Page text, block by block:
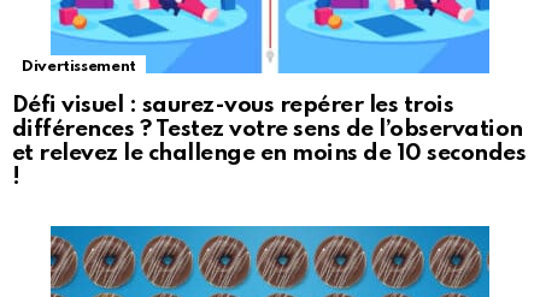
Divertissement
Défi visuel : saurez-vous repérer les trois
différences ? Testez votre sens de l’observation
et relevez le challenge en moins de 10 secondes
!